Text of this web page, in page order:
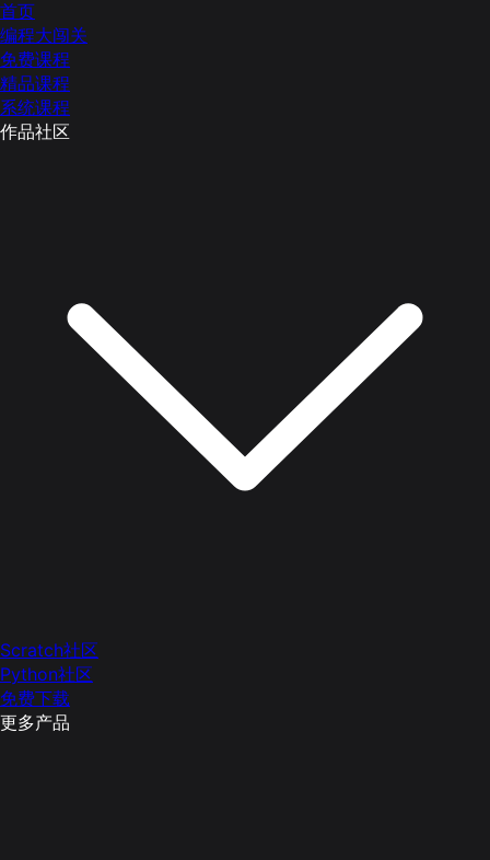
首页
编程大闯关
免费课程
精品课程
系统课程
作品社区
Scratch社区
Python社区
免费下载
更多产品